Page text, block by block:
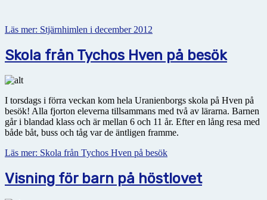
Läs mer: Stjärnhimlen i december 2012
Skola från Tychos Hven på besök
I torsdags i förra veckan kom hela Uranienborgs skola på Hven på
besök! Alla fjorton eleverna tillsammans med två av lärarna. Barnen
går i blandad klass och är mellan 6 och 11 år. Efter en lång resa med
både båt, buss och tåg var de äntligen framme.
Läs mer: Skola från Tychos Hven på besök
Visning för barn på höstlovet